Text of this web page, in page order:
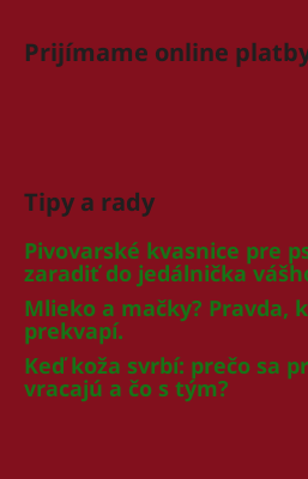
Prijímame online
Tipy a rady
Pivovarské kvasnice pre
zaradiť do jedálnička
Mlieko a mačky? Pravda,
prekvapí.
Keď koža svrbí: prečo sa
vracajú a čo s tým?